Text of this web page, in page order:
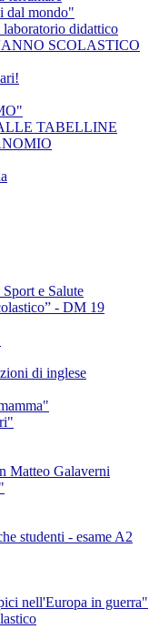
dal mondo"
didattico
SCOLASTICO
TABELLINE
e Salute
- DM 19
di inglese
Matteo Galaverni
studenti - esame A2
nell'Europa in guerra"